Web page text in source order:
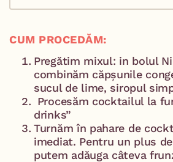
CUM PROCEDĂM:
Pregătim mixul: in bolul
combinăm căpșunile
sucul de lime, siropul
Procesăm cocktailul la
drinks”
Turnăm în pahare de
imediat. Pentru un plus
putem adăuga câteva